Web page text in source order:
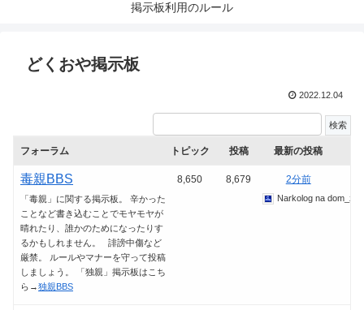
掲示板利用のルール
どくおや掲示板
2022.12.04
フォーラム トピック 投稿 最新の投稿
毒親BBS
「毒親」に関する掲示板。 辛かった
ことなど書き込むことでモヤモヤが
晴れたり、誰かのためになったりす
るかもしれません。 誹謗中傷など
厳禁。 ルールやマナーを守って投稿
しましょう。 「独親」掲示板はこち
ら→独親BBS
8,650 8,679 2分前
Narkolog na dom_zior